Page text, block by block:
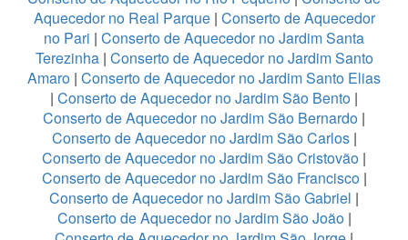
Aquecedor no Real Parque| Conserto de Aquecedor
no Pari | Conserto de Aquecedor no Jardim Santa
Terezinha| Conserto de Aquecedor no Jardim Santo
Amaro | Conserto de Aquecedor no Jardim Santo Elias
| Conserto de Aquecedor no Jardim São Bento |
Conserto de Aquecedor no Jardim São Bernardo |
Conserto de Aquecedor no Jardim São Carlos|
Conserto de Aquecedor no Jardim São Cristovão |
Conserto de Aquecedor no Jardim São Francisco|
Conserto de Aquecedor no Jardim São Gabriel |
Conserto de Aquecedor no Jardim São João|